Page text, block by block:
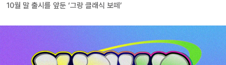
10월 말 출시를 앞둔 ‘그랑 클래식 보떼’